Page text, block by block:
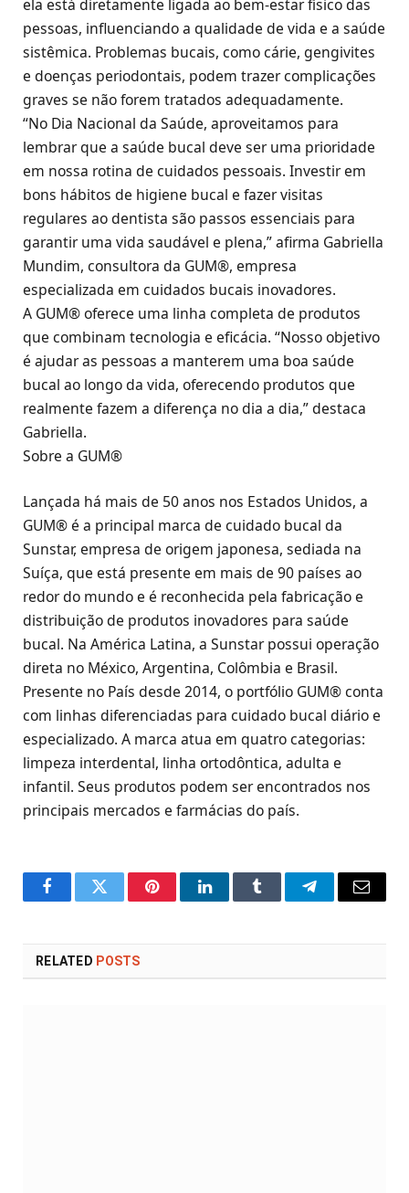
ela está diretamente ligada ao bem-estar físico das
pessoas, influenciando a qualidade de vida e a saúde
sistêmica. Problemas bucais, como cárie, gengivites
e doenças periodontais, podem trazer complicações
graves se não forem tratados adequadamente.
“No Dia Nacional da Saúde, aproveitamos para
lembrar que a saúde bucal deve ser uma prioridade
em nossa rotina de cuidados pessoais. Investir em
bons hábitos de higiene bucal e fazer visitas
regulares ao dentista são passos essenciais para
garantir uma vida saudável e plena,” afirma Gabriella
Mundim, consultora da GUM®, empresa
especializada em cuidados bucais inovadores.
A GUM® oferece uma linha completa de produtos
que combinam tecnologia e eficácia. “Nosso objetivo
é ajudar as pessoas a manterem uma boa saúde
bucal ao longo da vida, oferecendo produtos que
realmente fazem a diferença no dia a dia,” destaca
Gabriella.
Sobre a GUM®
Lançada há mais de 50 anos nos Estados Unidos, a
GUM® é a principal marca de cuidado bucal da
Sunstar, empresa de origem japonesa, sediada na
Suíça, que está presente em mais de 90 países ao
redor do mundo e é reconhecida pela fabricação e
distribuição de produtos inovadores para saúde
bucal. Na América Latina, a Sunstar possui operação
direta no México, Argentina, Colômbia e Brasil.
Presente no País desde 2014, o portfólio GUM® conta
com linhas diferenciadas para cuidado bucal diário e
especializado. A marca atua em quatro categorias:
limpeza interdental, linha ortodôntica, adulta e
infantil. Seus produtos podem ser encontrados nos
principais mercados e farmácias do país.
FacebookTwitter PinterestLinkedInTumblr TelegramEmail
RELATED POSTS